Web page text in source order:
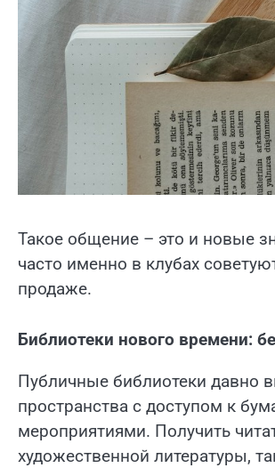
Такое общение – это и новые
часто именно в клубах
продаже.
Библиотеки нового времени:
Публичные библиотеки давно
пространства с доступом к
мероприятиями. Получить
художественной литературы,